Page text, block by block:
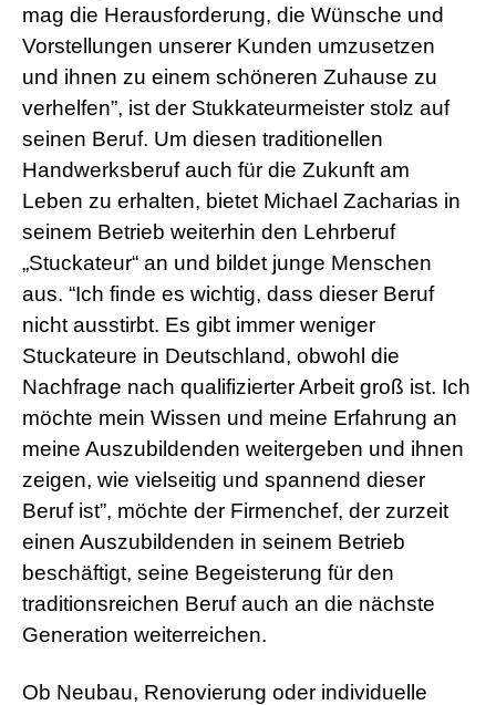
mag die Herausforderung, die Wünsche und
Vorstellungen unserer Kunden umzusetzen
und ihnen zu einem schöneren Zuhause zu
verhelfen”, ist der Stukkateurmeister stolz auf
seinen Beruf. Um diesen traditionellen
Handwerksberuf auch für die Zukunft am
Leben zu erhalten, bietet Michael Zacharias in
seinem Betrieb weiterhin den Lehrberuf
„Stuckateur“ an und bildet junge Menschen
aus. “Ich finde es wichtig, dass dieser Beruf
nicht ausstirbt. Es gibt immer weniger
Stuckateure in Deutschland, obwohl die
Nachfrage nach qualifizierter Arbeit groß ist. Ich
möchte mein Wissen und meine Erfahrung an
meine Auszubildenden weitergeben und ihnen
zeigen, wie vielseitig und spannend dieser
Beruf ist”, möchte der Firmenchef, der zurzeit
einen Auszubildenden in seinem Betrieb
beschäftigt, seine Begeisterung für den
traditionsreichen Beruf auch an die nächste
Generation weiterreichen.
Ob Neubau, Renovierung oder individuelle